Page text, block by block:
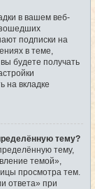
в вашем веб-
подписки на
в теме,
будете получать
на вкладке
тему?
тему,
темой»,
просмотра тем.
ответа» при